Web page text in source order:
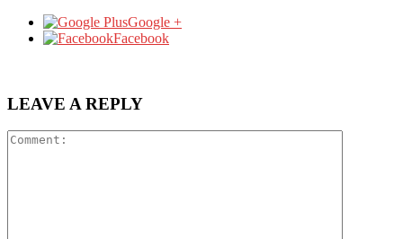
Google +
Facebook
LEAVE A REPLY